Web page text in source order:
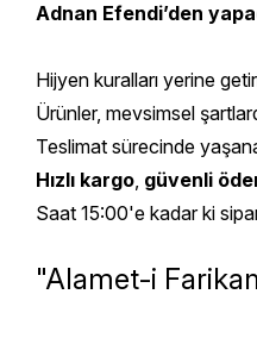
Adnan Efendi’den
Hijyen kuralları yerine
Ürünler, mevsimsel
Teslimat sürecinde
Hızlı kargo, güvenli
Saat 15:00'e kadar ki
"Alamet-i